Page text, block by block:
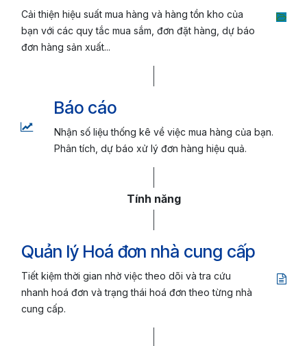
Cải thiện hiệu suất mua hàng và hàng tồn kho của
bạn với các quy tắc mua sắm, đơn đặt hàng, dự báo
đơn hàng sản xuất...
Báo cáo
Nhận số liệu thống kê về việc mua hàng của bạn.
Phân tích, dự báo xử lý đơn hàng hiệu quả.
Tính năng
Quản lý Hoá đơn nhà cung cấp
Tiết kiệm thời gian nhờ việc theo dõi và tra cứu
nhanh hoá đơn và trạng thái hoá đơn theo từng nhà
cung cấp.